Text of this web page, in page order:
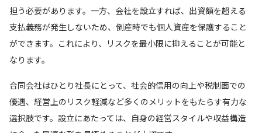
担う必要があります。一方、会社を設立すれば、出資額を超える
支払義務が発生しないため、倒産時でも個人資産を保護すること
ができます。これにより、リスクを最小限に抑えることが可能と
なります。
合同会社はひとり社長にとって、社会的信用の向上や税制面での
優遇、経営上のリスク軽減など多くのメリットをもたらす有力な
選択肢です。設立にあたっては、自身の経営スタイルや収益構造